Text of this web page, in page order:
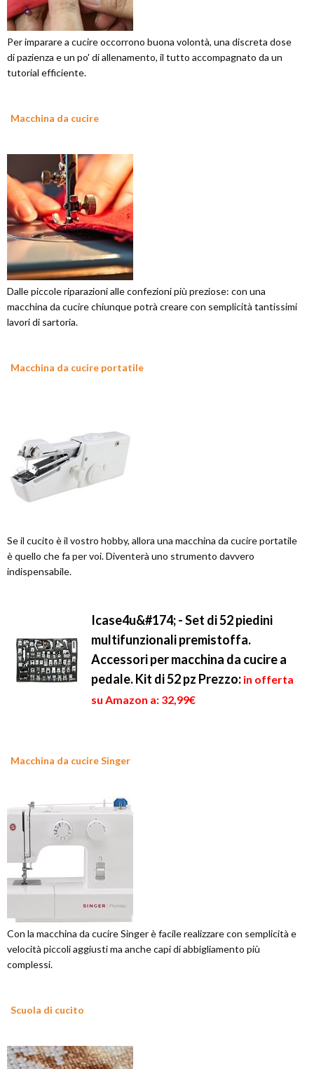
Per imparare a cucire occorrono buona volontà, una discreta dose
di pazienza e un po' di allenamento, il tutto accompagnato da un
tutorial efficiente.
Macchina da cucire
Dalle piccole riparazioni alle confezioni più preziose: con una
macchina da cucire chiunque potrà creare con semplicità tantissimi
lavori di sartoria.
Macchina da cucire portatile
Se il cucito è il vostro hobby, allora una macchina da cucire portatile
è quello che fa per voi. Diventerà uno strumento davvero
indispensabile.
Icase4u&#174; - Set di 52 piedini
multifunzionali premistoffa.
Accessori per macchina da cucire a
pedale. Kit di 52 pz Prezzo: in offerta
su Amazon a: 32,99€
Macchina da cucire Singer
Con la macchina da cucire Singer è facile realizzare con semplicità e
velocità piccoli aggiusti ma anche capi di abbigliamento più
complessi.
Scuola di cucito